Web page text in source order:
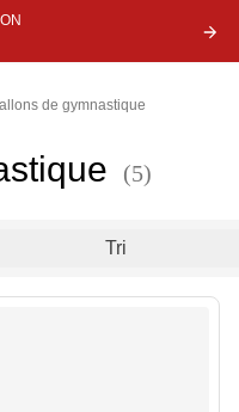
de gymnastique
(5)
Tri